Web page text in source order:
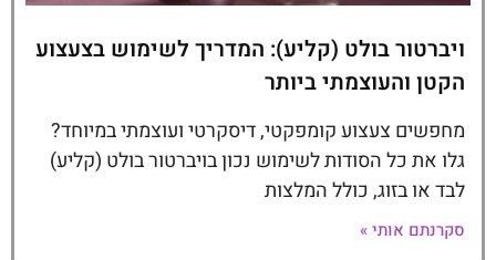
ויברטור בולט (קליע): המדריך לשימוש בצעצוע
הקטן והעוצמתי ביותר
מחפשים צעצוע קומפקטי, דיסקרטי ועוצמתי במיוחד?
גלו את כל הסודות לשימוש נכון בויברטור בולט (קליע)
לבד או בזוג, כולל המלצות
סקרנתם אותי »